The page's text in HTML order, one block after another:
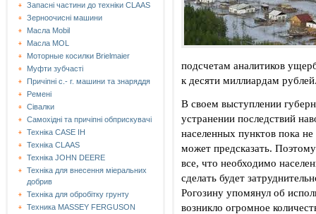
Запасні частини до техніки СLAAS
Зерноочисні машини
Масла Mobil
Масла MOL
Моторные косилки Brielmaier
Муфти зубчасті
Причіпні с.- г. машини та знаряддя
Ремені
Сівалки
Самохідні та причіпні обприскувачі
Техніка CASE IH
Техніка CLAAS
Техніка JOHN DEERE
Техніка для внесення міеральних
добрив
Техніка для обробітку грунту
Техника MASSEY FERGUSON
подсчетам аналитиков
к десяти миллиардам
В своем выступлении
устранении последствий
населенных пунктов пока
может предсказать.
все, что необходимо
сделать будет
Рогозину упомянул об
возникло огромное